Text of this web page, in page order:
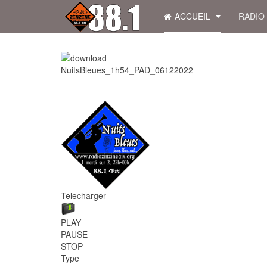
ACCUEIL
NuitsBleues_1h54_PAD_06122022
Telecharger
PLAY
PAUSE
STOP
Type